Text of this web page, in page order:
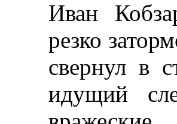
Иван
резко
свернул в
идущий